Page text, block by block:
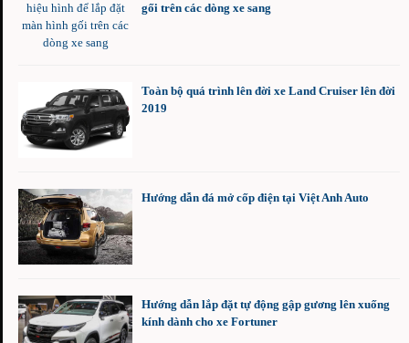
gối trên các dòng xe sang
Toàn bộ quá trình lên đời xe Land Cruiser lên đời
2019
Hướng dẫn đá mở cốp điện tại Việt Anh Auto
Hướng dẫn lắp đặt tự động gập gương lên xuống
kính dành cho xe Fortuner